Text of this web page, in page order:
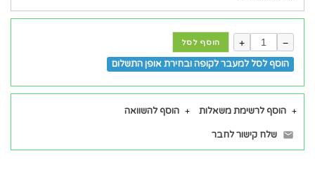
−
+ הוסף לסל
הוסף לסל למעבר לקופה ובחירת אופן התשלום
הוסף לרשימת משאלות הוסף להשוואה
שלח קישור לחבר